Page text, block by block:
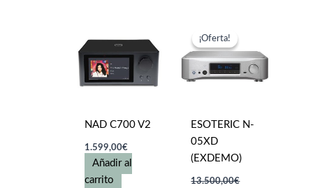
se
pueden
elegir
la
NAD C700 V2
1.599,00€
Añadir al
carrito
¡Oferta!
¡Oferta!
ESOTERIC N-
05XD
(EXDEMO)
13.500,00€